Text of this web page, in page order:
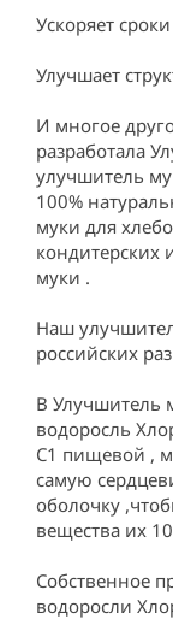
Ускоряет
Улучшает
И многое
разработала
улучшитель
100%
муки для
муки .
Наш
российских
В Улучшитель
водоросль
C1 пищевой ,
самую
оболочку
вещества их
Собственное
водоросли